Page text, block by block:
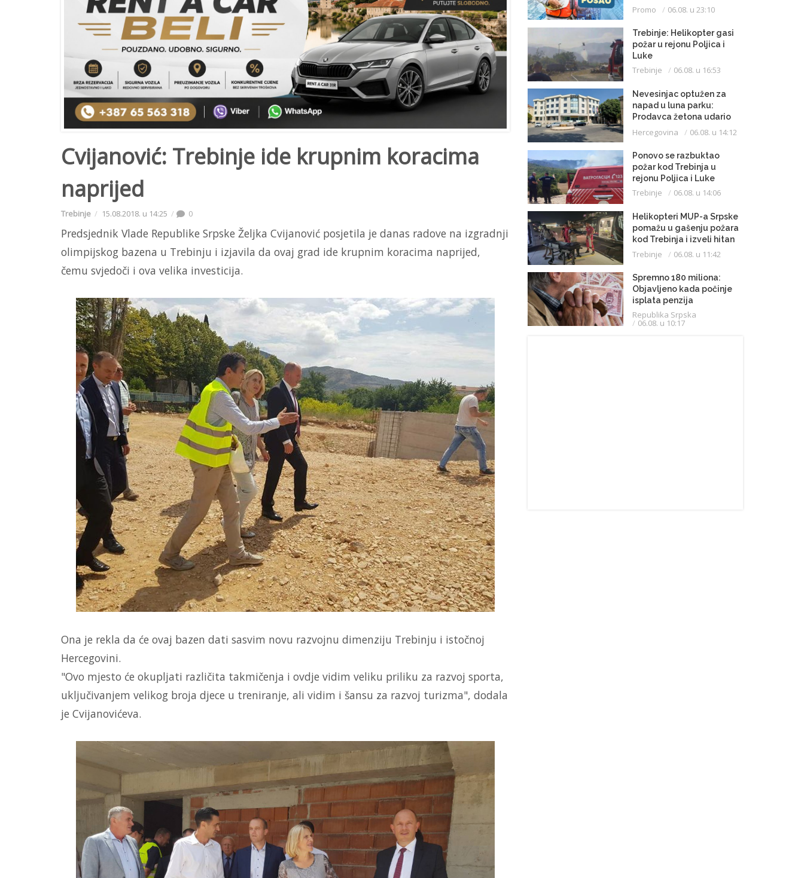
Cvijanović: Trebinje ide krupnim koracima
naprijed
Trebinje 15.08.2018. u 14:25 0
Predsjednik Vlade Republike Srpske Željka Cvijanović posjetila je danas radove na izgradnji
olimpijskog bazena u Trebinju i izjavila da ovaj grad ide krupnim koracima naprijed,
čemu svjedoči i ova velika investicija.
Ona je rekla da će ovaj bazen dati sasvim novu razvojnu dimenziju Trebinju i istočnoj
Hercegovini.
"Ovo mjesto će okupljati različita takmičenja i ovdje vidim veliku priliku za razvoj sporta,
uključivanjem velikog broja djece u treniranje, ali vidim i šansu za razvoj turizma", dodala
je Cvijanovićeva.
gradilišta
Promo 06.08. u 23:10
Trebinje: Helikopter gasi
požar u rejonu Poljica i
Luke
Trebinje 06.08. u 16:53
Nevesinjac optužen za
napad u luna parku:
Prodavca žetona udario
mikrofonom u glavu
Hercegovina 06.08. u 14:12
Ponovo se razbuktao
požar kod Trebinja u
rejonu Poljica i Luke
Trebinje 06.08. u 14:06
Helikopteri MUP-a Srpske
pomažu u gašenju požara
kod Trebinja i izveli hitan
medicinski let do
Beograda
Trebinje 06.08. u 11:42
Spremno 180 miliona:
Objavljeno kada počinje
isplata penzija
Republika Srpska
06.08. u 10:17